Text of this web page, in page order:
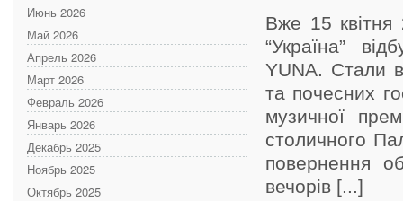
Июнь 2026
Май 2026
Апрель 2026
Март 2026
Февраль 2026
Январь 2026
Декабрь 2025
Ноябрь 2025
Октябрь 2025
Вже 15 квітня
“Україна”
YUNA. Стали
та почесних
музичної
столичного
повернення
вечорів [...]